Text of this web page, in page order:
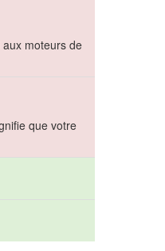
moteurs de
que votre